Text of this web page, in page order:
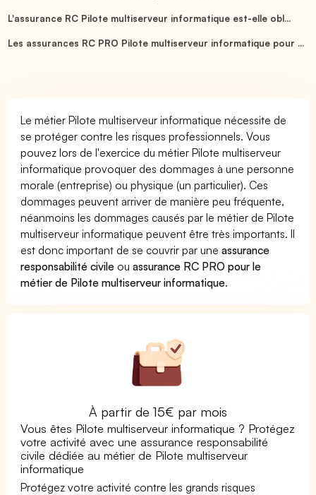
L'assurance RC Pilote multiserveur informatique est-elle obl...
Les assurances RC PRO Pilote multiserveur informatique pour ...
Le métier Pilote multiserveur informatique nécessite de
se protéger contre les risques professionnels. Vous
pouvez lors de l'exercice du métier Pilote multiserveur
informatique provoquer des dommages à une personne
morale (entreprise) ou physique (un particulier). Ces
dommages peuvent arriver de manière peu fréquente,
néanmoins les dommages causés par le métier de Pilote
multiserveur informatique peuvent être très importants. Il
est donc important de se couvrir par uneassurance
responsabilité civile ouassurance RC PRO pour le
métier de Pilote multiserveur informatique.
À partir de 15€ par mois
Vous êtes Pilote multiserveur informatique ? Protégez
votre activité avec une assurance responsabilité
civile dédiée au métier de Pilote multiserveur
informatique
Protégez votre activité contre les grands risques